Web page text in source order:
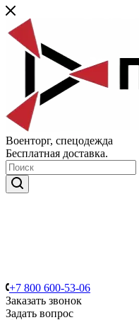
Военторг, спецодежда
Бесплатная доставка.
+7 800 600-53-06
Заказать звонок
Задать вопрос